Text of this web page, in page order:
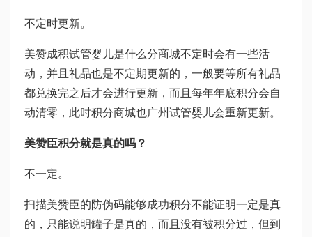
不定时更新。
美赞成积试管婴儿是什么分商城不定时会有一些活
动，并且礼品也是不定期更新的，一般要等所有礼品
都兑换完之后才会进行更新，而且每年年底积分会自
动清零，此时积分商城也广州试管婴儿会重新更新。
美赞臣积分就是真的吗？
不一定。
扫描美赞臣的防伪码能够成功积分不能证明一定是真
的，只能说明罐子是真的，而且没有被积分过，但到